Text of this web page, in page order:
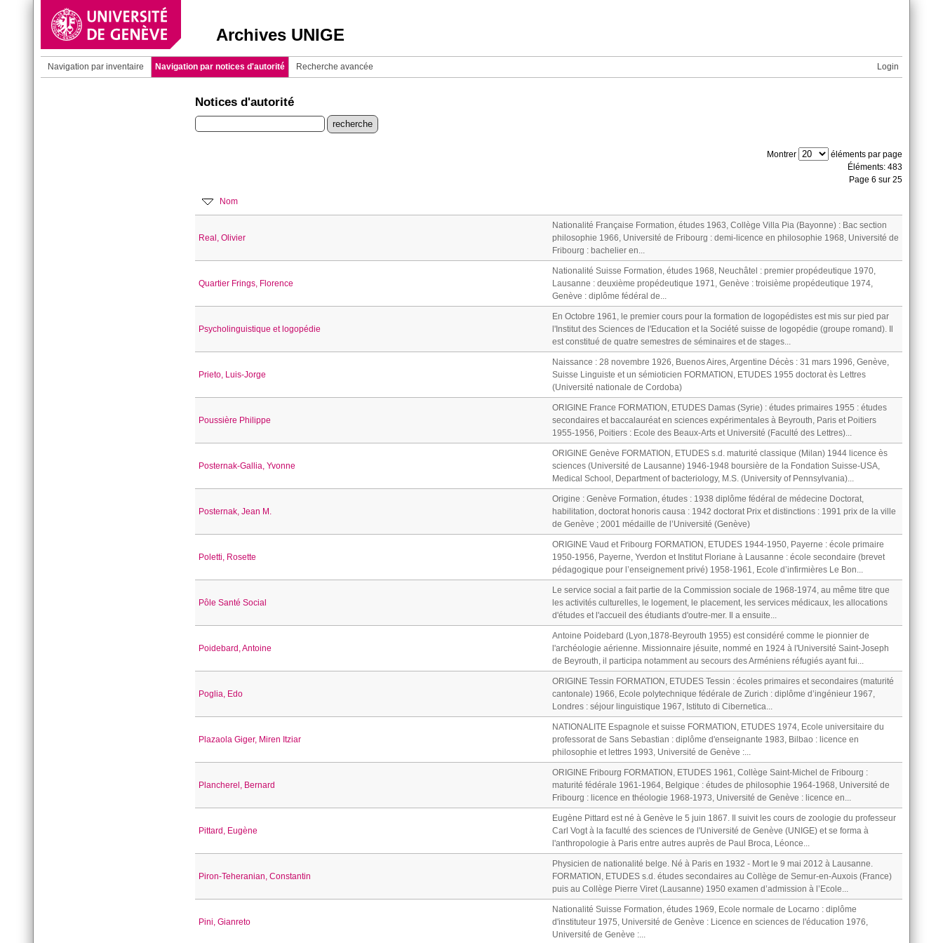
Archives UNIGE
Login
Navigation par inventaire Navigation par notices d'autorité Recherche avancée
Notices d'autorité
Montrer
éléments par page
Éléments: 483
Page 6 sur 25
Nom
Real, Olivier
Nationalité Française Formation, études 1963, Collège Villa Pia (Bayonne) : Bac section
philosophie 1966, Université de Fribourg : demi-licence en philosophie 1968, Université de
Fribourg : bachelier en...
Quartier Frings, Florence
Nationalité Suisse Formation, études 1968, Neuchâtel : premier propédeutique 1970,
Lausanne : deuxième propédeutique 1971, Genève : troisième propédeutique 1974,
Genève : diplôme fédéral de...
Psycholinguistique et logopédie
En Octobre 1961, le premier cours pour la formation de logopédistes est mis sur pied par
l'Institut des Sciences de l'Education et la Société suisse de logopédie (groupe romand). Il
est constitué de quatre semestres de séminaires et de stages...
Prieto, Luis-Jorge
Naissance : 28 novembre 1926, Buenos Aires, Argentine Décès : 31 mars 1996, Genève,
Suisse Linguiste et un sémioticien FORMATION, ETUDES 1955 doctorat ès Lettres
(Université nationale de Cordoba)
Poussière Philippe
ORIGINE France FORMATION, ETUDES Damas (Syrie) : études primaires 1955 : études
secondaires et baccalauréat en sciences expérimentales à Beyrouth, Paris et Poitiers
1955-1956, Poitiers : Ecole des Beaux-Arts et Université (Faculté des Lettres)...
Posternak-Gallia, Yvonne
ORIGINE Genève FORMATION, ETUDES s.d. maturité classique (Milan) 1944 licence ès
sciences (Université de Lausanne) 1946-1948 boursière de la Fondation Suisse-USA,
Medical School, Department of bacteriology, M.S. (University of Pennsylvania)...
Posternak, Jean M.
Origine : Genève Formation, études : 1938 diplôme fédéral de médecine Doctorat,
habilitation, doctorat honoris causa : 1942 doctorat Prix et distinctions : 1991 prix de la ville
de Genève ; 2001 médaille de l’Université (Genève)
Poletti, Rosette
ORIGINE Vaud et Fribourg FORMATION, ETUDES 1944-1950, Payerne : école primaire
1950-1956, Payerne, Yverdon et Institut Floriane à Lausanne : école secondaire (brevet
pédagogique pour l’enseignement privé) 1958-1961, Ecole d’infirmières Le Bon...
Pôle Santé Social
Le service social a fait partie de la Commission sociale de 1968-1974, au même titre que
les activités culturelles, le logement, le placement, les services médicaux, les allocations
d'études et l'accueil des étudiants d'outre-mer. Il a ensuite...
Poidebard, Antoine
Antoine Poidebard (Lyon,1878-Beyrouth 1955) est considéré comme le pionnier de
l'archéologie aérienne. Missionnaire jésuite, nommé en 1924 à l'Université Saint-Joseph
de Beyrouth, il participa notamment au secours des Arméniens réfugiés ayant fui...
Poglia, Edo
ORIGINE Tessin FORMATION, ETUDES Tessin : écoles primaires et secondaires (maturité
cantonale) 1966, Ecole polytechnique fédérale de Zurich : diplôme d’ingénieur 1967,
Londres : séjour linguistique 1967, Istituto di Cibernetica...
Plazaola Giger, Miren Itziar
NATIONALITE Espagnole et suisse FORMATION, ETUDES 1974, Ecole universitaire du
professorat de Sans Sebastian : diplôme d'enseignante 1983, Bilbao : licence en
philosophie et lettres 1993, Université de Genève :...
Plancherel, Bernard
ORIGINE Fribourg FORMATION, ETUDES 1961, Collège Saint-Michel de Fribourg :
maturité fédérale 1961-1964, Belgique : études de philosophie 1964-1968, Université de
Fribourg : licence en théologie 1968-1973, Université de Genève : licence en...
Pittard, Eugène
Eugène Pittard est né à Genève le 5 juin 1867. Il suivit les cours de zoologie du professeur
Carl Vogt à la faculté des sciences de l'Université de Genève (UNIGE) et se forma à
l'anthropologie à Paris entre autres auprès de Paul Broca, Léonce...
Piron-Teheranian, Constantin
Physicien de nationalité belge. Né à Paris en 1932 - Mort le 9 mai 2012 à Lausanne.
FORMATION, ETUDES s.d. études secondaires au Collège de Semur-en-Auxois (France)
puis au Collège Pierre Viret (Lausanne) 1950 examen d’admission à l’Ecole...
Pini, Gianreto
Nationalité Suisse Formation, études 1969, Ecole normale de Locarno : diplôme
d'instituteur 1975, Université de Genève : Licence en sciences de l'éducation 1976,
Université de Genève :...